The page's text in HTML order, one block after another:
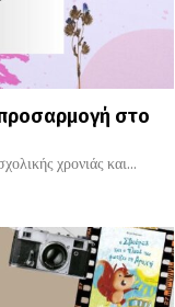
στο
χρονιάς και...